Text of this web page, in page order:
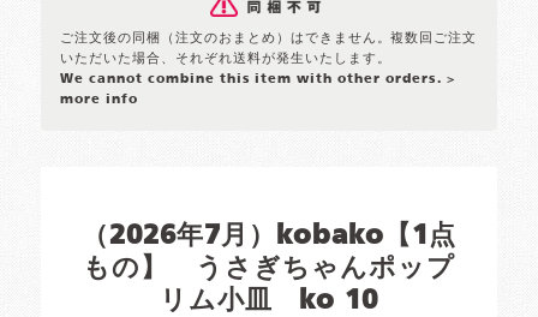
ご注文後の同梱（注文のおまとめ）はできません。複数回ご注文
いただいた場合、それぞれ送料が発生いたします。
We cannot combine this item with other orders. >
more info
（2026年7月）kobako【1点
もの】 うさぎちゃんポップ
リム小皿 ko 10